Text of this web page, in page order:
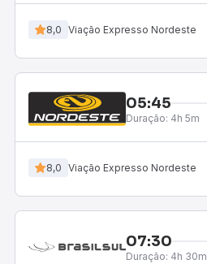
8,0 Viação Expresso Nordeste
05:45
Duração: 4h 5m
8,0 Viação Expresso Nordeste
07:30
Duração: 4h 30m